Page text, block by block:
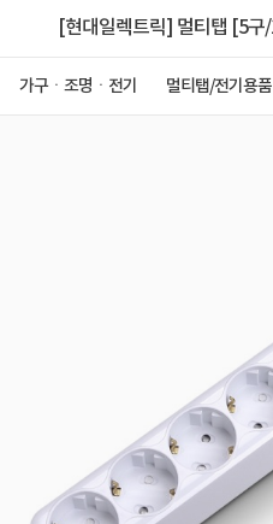
가구ㆍ조명ㆍ전기 멀티탭/전기용품